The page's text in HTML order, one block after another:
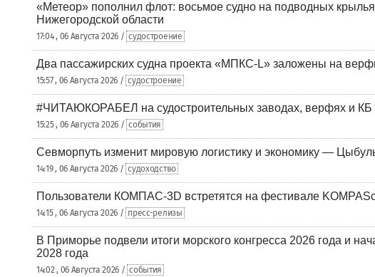
«Метеор» пополнил флот: восьмое судно на подводных
Нижегородской области
17:04 , 06 Августа 2026 / судостроение
Два пассажирских судна проекта «МПКС-L» заложены на
15:57 , 06 Августа 2026 / судостроение
#ЧИТАЮКОРАБЕЛ на судостроительных заводах, верфях и КБ
15:25 , 06 Августа 2026 / события
Севморпуть изменит мировую логистику и экономику —
14:19 , 06 Августа 2026 / судоходство
Пользователи КОМПАС-3D встретятся на фестивале
14:15 , 06 Августа 2026 / пресс-релизы
В Приморье подвели итоги морского конгресса 2026 года и
2028 года
14:02 , 06 Августа 2026 / события